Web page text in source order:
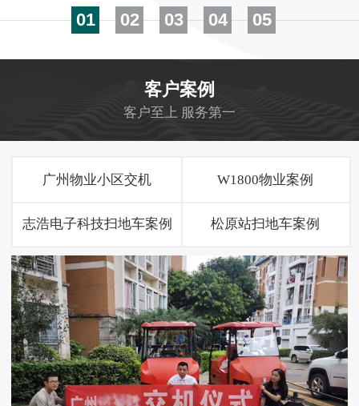
01 02 03 04 05
客户案例
客户至上 服务第一
广州物业小区交机 W1800物业案例
志浩电子科技扫地车案例 松原站扫地车案例